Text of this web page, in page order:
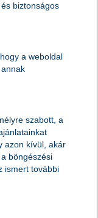
ítélte a legjobb
(Best
biztonságos
a weboldal
szabott, a
azon kívül, akár
böngészési
ismert további